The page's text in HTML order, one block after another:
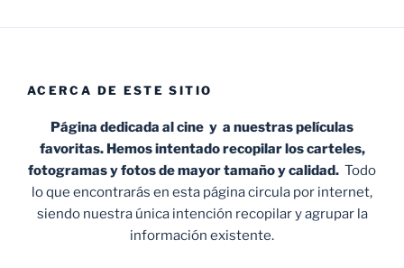
ACERCA DE ESTE SITIO
Página dedicada al cine y a nuestras películas
favoritas. Hemos intentado recopilar los carteles,
fotogramas y fotos de mayor tamaño y calidad. Todo
lo que encontrarás en esta página circula por internet,
siendo nuestra única intención recopilar y agrupar la
información existente.